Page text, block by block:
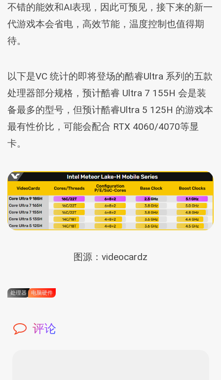
不错的能效和AI表现，因此可预见，接下来的新一
代游戏本会省电，高效节能，温度控制也值得期
待。
以下是VC 统计的即将登场的酷睿Ultra 系列的五款
处理器部分规格，预计酷睿 Ultra 7 155H 会是装
备最多的型号，但预计酷睿Ultra 5 125H 的游戏本
最有性价比，可能会配合 RTX 4060/4070等显
卡。
图源：videocardz
处理器 电脑硬件
评论